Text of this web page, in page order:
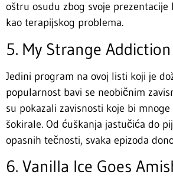
oštru osudu zbog svoje prezentacije
kao terapijskog problema.
5. My Strange Addiction
Jedini program na ovoj listi koji je
popularnost bavi se neobičnim
su pokazali zavisnosti koje bi
šokirale. Od ćuškanja jastučića do
opasnih tečnosti, svaka epizoda
6. Vanilla Ice Goes